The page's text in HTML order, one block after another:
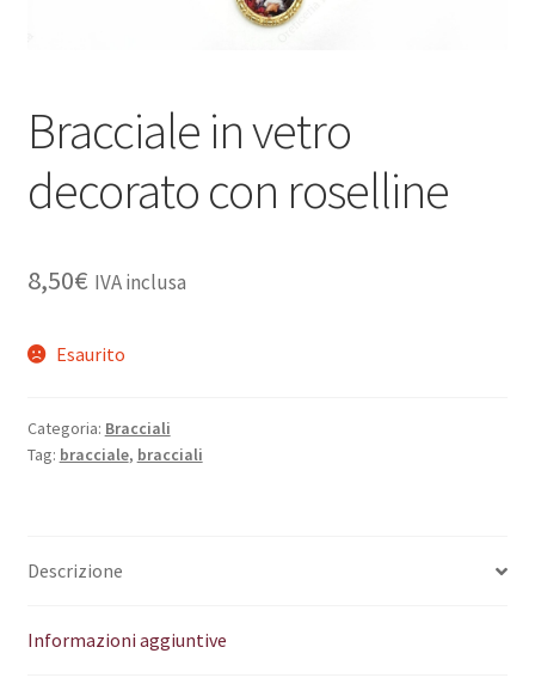
Bracciale in vetro
decorato con roselline
8,50€ IVA inclusa
Esaurito
Categoria: Bracciali
Tag: bracciale, bracciali
Descrizione
Informazioni aggiuntive